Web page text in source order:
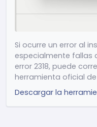
(Nuevo)
configuración
inicial
(Mejora)
búsqueda de
(Nuevo)
la búsqueda
Si ocurre un error al
especialmente fallas
error 2318, puede
herramienta oficial
Descargar la